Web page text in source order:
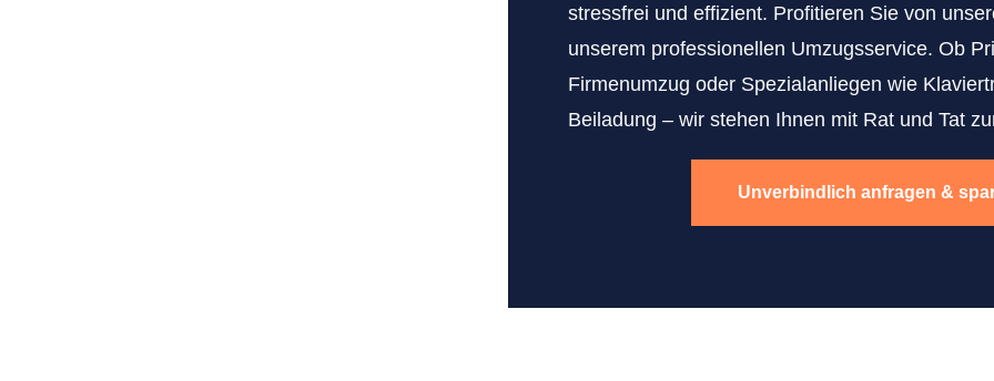
stressfrei und effizient. Profitieren Sie von
unserem professionellen Umzugsservice. Ob
Firmenumzug oder Spezialanliegen wie
Beiladung – wir stehen Ihnen mit Rat und Tat
Unverbindlich anfragen &